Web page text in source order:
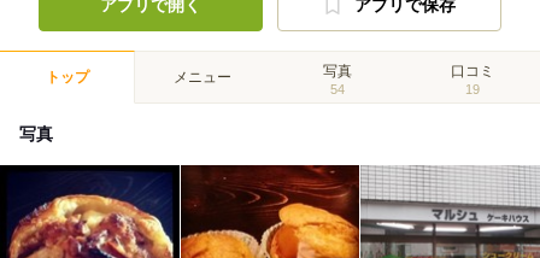
アプリで開く アプリで保存
トップ メニュー 写真
54
口コミ
19
写真